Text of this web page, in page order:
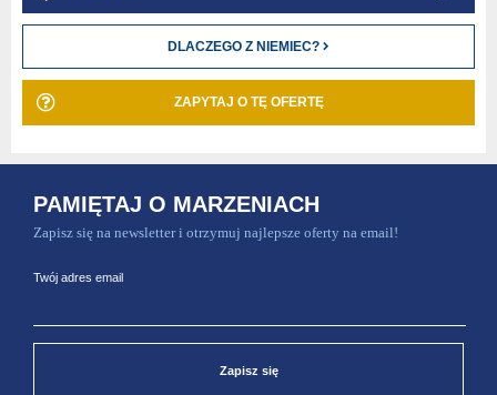
DLACZEGO Z NIEMIEC?
ZAPYTAJ O TĘ OFERTĘ
PAMIĘTAJ O MARZENIACH
Zapisz się na newsletter i otrzymuj najlepsze oferty na email!
Twój adres email
Zapisz się